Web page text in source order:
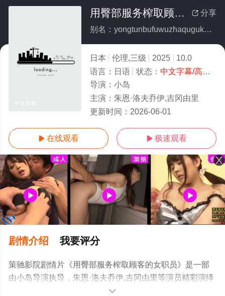
 分享
用臀部服务榨取顾客的女职员
别名：yongtunbufuwuzhaqugukedenvzhiyuan
日本 伦理,三级 2025
10.0
语言： 日语 状态： 中文字幕/高清
导演： 小岛
主演： 朱恩·洛夫乔伊,吉冈由里
更新时间： 2026-06-01
 在线观看  极速观看
剧情介绍 我要评分
策驰影院剧情片《用臀部服务榨取顾客的女职员》是一部
由小岛导演执导，朱恩·洛夫乔伊,吉冈由里等演员精彩演绎
的日本电影，手机免费观看高清无删减完整版电影大全就
